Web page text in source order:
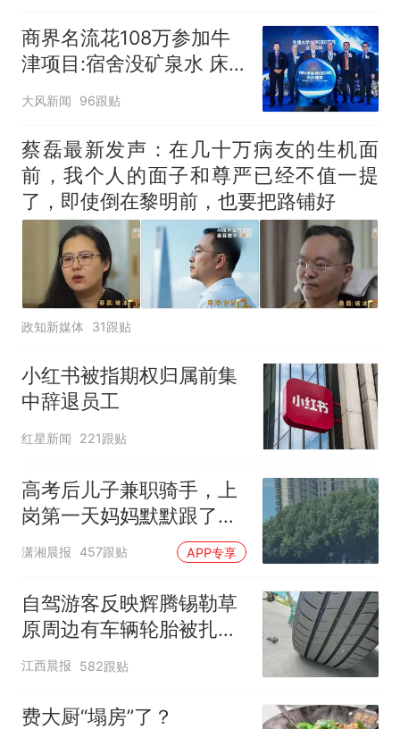
商界名流花108万参加牛
津项目:宿舍没矿泉水 床
咯吱响
大风新闻 96跟贴
蔡磊最新发声：在几十万病友的生机面
前，我个人的面子和尊严已经不值一提
了，即使倒在黎明前，也要把路铺好
政知新媒体 31跟贴
小红书被指期权归属前集
中辞退员工
红星新闻 221跟贴
高考后儿子兼职骑手，上
岗第一天妈妈默默跟了三
公里，感慨孩子真的长大
潇湘晨报 457跟贴 APP专享
自驾游客反映辉腾锡勒草
原周边有车辆轮胎被扎，
修理店铺换胎价格高达千
元，官方发布情况通报
江西晨报 582跟贴
费大厨“塌房”了？